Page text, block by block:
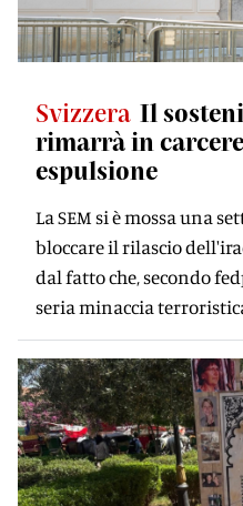
Svizzera Il
rimarrà in
espulsione
La SEM si è mossa una
bloccare il rilascio
dal fatto che, secondo
seria minaccia